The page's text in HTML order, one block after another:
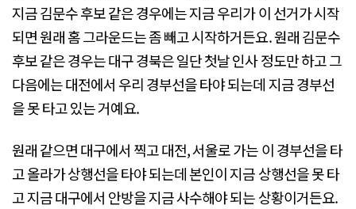
지금 김문수 후보 같은 경우에는 지금 우리가 이 선거가 시작
되면 원래 홈 그라운드는 좀 빼고 시작하거든요. 원래 김문수
후보 같은 경우는 대구 경북은 일단 첫날 인사 정도만 하고 그
다음에는 대전에서 우리 경부선을 타야 되는데 지금 경부선
을 못 타고 있는 거예요.
원래 같으면 대구에서 찍고 대전, 서울로 가는 이 경부선을 타
고 올라가 상행선을 타야 되는데 본인이 지금 상행선을 못 타
고 지금 대구에서 안방을 지금 사수해야 되는 상황이거든요.